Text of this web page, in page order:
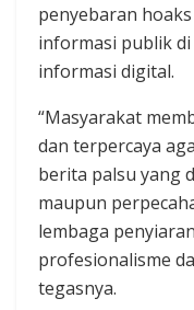
penyebaran
informasi publik
informasi digital.
“Masyarakat
dan terpercaya
berita palsu yang
maupun
lembaga
profesionalisme
tegasnya.